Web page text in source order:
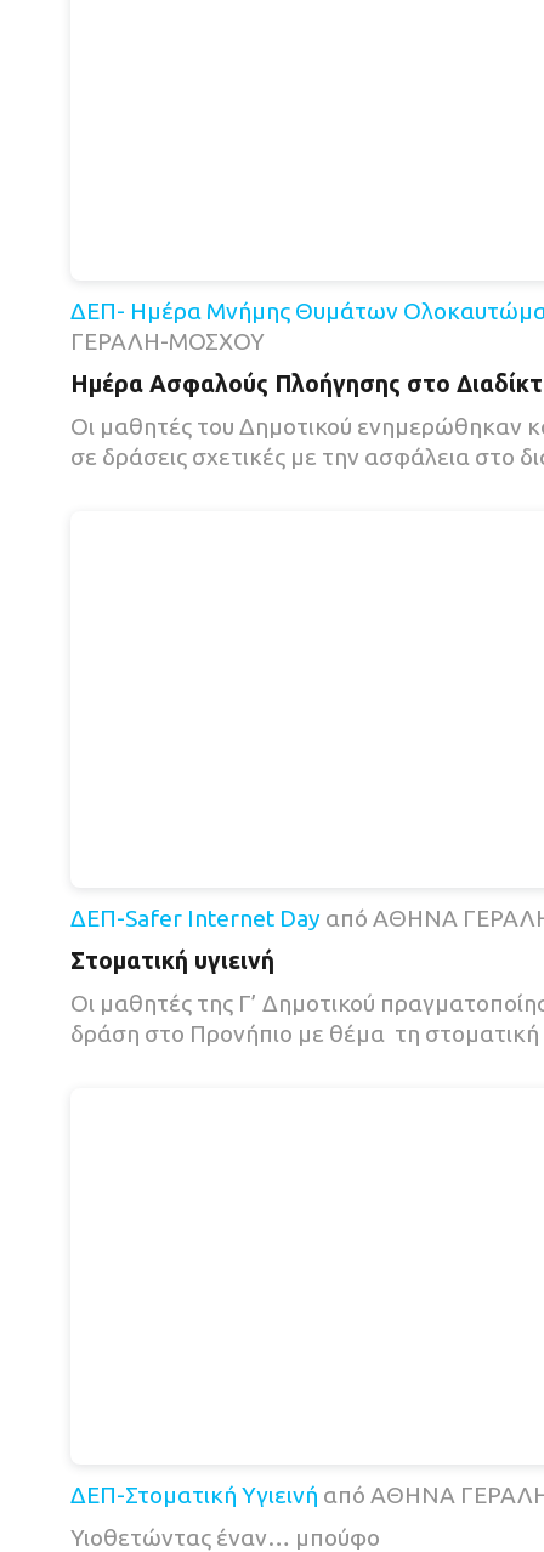
ΔΕΠ- Ημέρα Μνήμης Θυμάτων
ΓΕΡΑΛΗ-ΜΟΣΧΟΥ
Ημέρα Ασφαλούς Πλοήγησης στο
Οι μαθητές του Δημοτικού ενημερώθηκαν
σε δράσεις σχετικές με την ασφάλεια στο
ΔΕΠ-Safer Internet Day από ΑΘΗΝΑ
Στοματική υγιεινή
Οι μαθητές της Γ’ Δημοτικού
δράση στο Προνήπιο με θέμα τη στοματική
ΔΕΠ-Στοματική Υγιεινή από ΑΘΗΝΑ
Υιοθετώντας έναν… μπούφο